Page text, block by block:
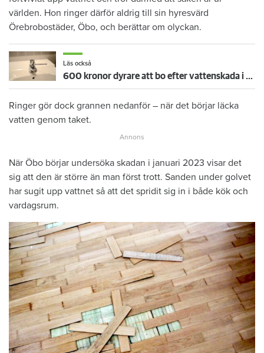
världen. Hon ringer därför aldrig till sin hyresvärd
Örebrobostäder, Öbo, och berättar om olyckan.
Läs också
600 kronor dyrare att bo efter vattenskada i Varberg
Ringer gör dock grannen nedanför – när det börjar läcka
vatten genom taket.
När Öbo börjar undersöka skadan i januari 2023 visar det
sig att den är större än man först trott. Sanden under golvet
har sugit upp vattnet så att det spridit sig in i både kök och
vardagsrum.